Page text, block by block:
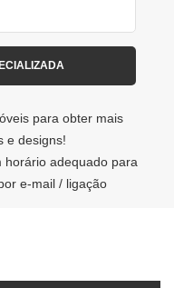
para obter mais
e designs!
horário adequado para
e-mail / ligação